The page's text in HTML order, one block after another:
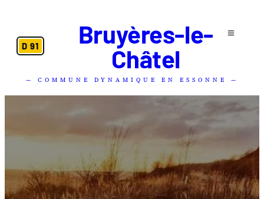
D 91
Bruyères-le-
Châtel
— COMMUNE DYNAMIQUE EN ESSONNE —